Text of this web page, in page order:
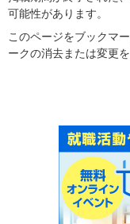
可能性があります。
このページをブックマ
ークの消去または変更